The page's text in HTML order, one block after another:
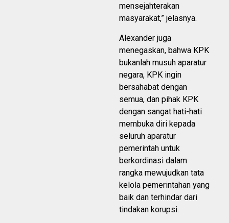
mensejahterakan
masyarakat,” jelasnya.
Alexander juga
menegaskan, bahwa KPK
bukanlah musuh aparatur
negara, KPK ingin
bersahabat dengan
semua, dan pihak KPK
dengan sangat hati-hati
membuka diri kepada
seluruh aparatur
pemerintah untuk
berkordinasi dalam
rangka mewujudkan tata
kelola pemerintahan yang
baik dan terhindar dari
tindakan korupsi.